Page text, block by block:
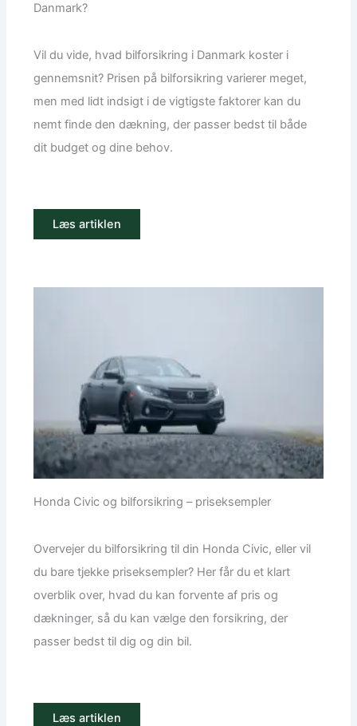
Danmark?
Vil du vide, hvad bilforsikring i Danmark koster i
gennemsnit? Prisen på bilforsikring varierer meget,
men med lidt indsigt i de vigtigste faktorer kan du
nemt finde den dækning, der passer bedst til både
dit budget og dine behov.
Læs artiklen
Honda Civic og bilforsikring – priseksempler
Overvejer du bilforsikring til din Honda Civic, eller vil
du bare tjekke priseksempler? Her får du et klart
overblik over, hvad du kan forvente af pris og
dækninger, så du kan vælge den forsikring, der
passer bedst til dig og din bil.
Læs artiklen